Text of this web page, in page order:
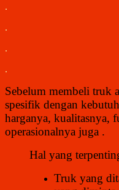
.
.
.
.
Sebelum membeli truk
spesifik dengan
harganya, kualitasnya,
operasionalnya juga .
Hal yang
Truk yang